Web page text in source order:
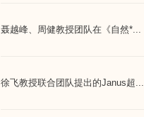
聂越峰、周健教授团队在《自然*...
徐飞教授联合团队提出的Janus超...